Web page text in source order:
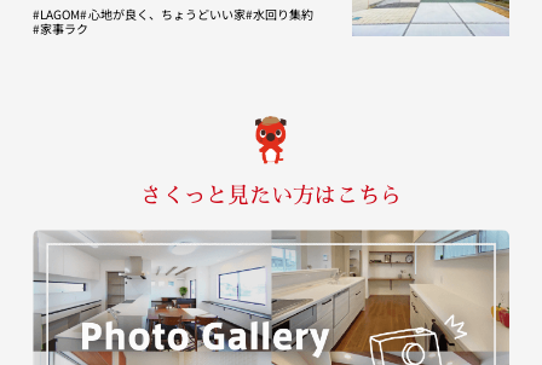
LAGOM 心地が良く、ちょうどいい家 水回り集約
家事ラク
さくっと見たい方はこちら